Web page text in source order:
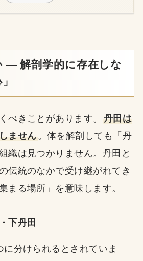
― 解剖学的に存在しな
べきことがあります。
丹田は
ません。体を解剖しても「丹
織は見つかりません。丹田と
伝統のなかで受け継がれてき
まる場所」を意味します。
下丹田
分けられるとされていま